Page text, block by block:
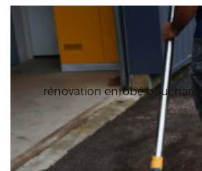
rénovation enrobé